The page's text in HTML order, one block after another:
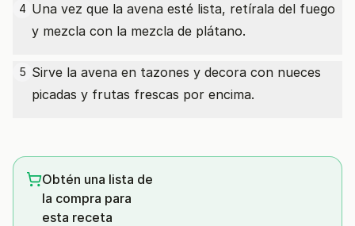
4 Una vez que la avena esté lista, retírala del fuego
y mezcla con la mezcla de plátano.
5 Sirve la avena en tazones y decora con nueces
picadas y frutas frescas por encima.
Obtén una lista de
la compra para
esta receta